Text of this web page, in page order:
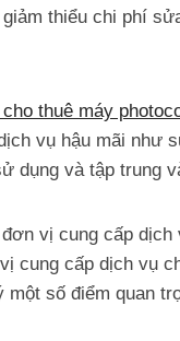
thiểu chi phí
thuê máy
vụ hậu mãi như
dụng và tập trung
vị cung cấp dịch
cung cấp dịch vụ
số điểm quan